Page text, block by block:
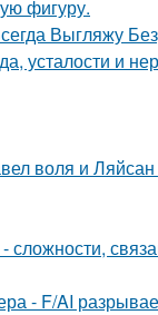
фигуру.
Выгляжу
усталости и
воля и
- F/AI